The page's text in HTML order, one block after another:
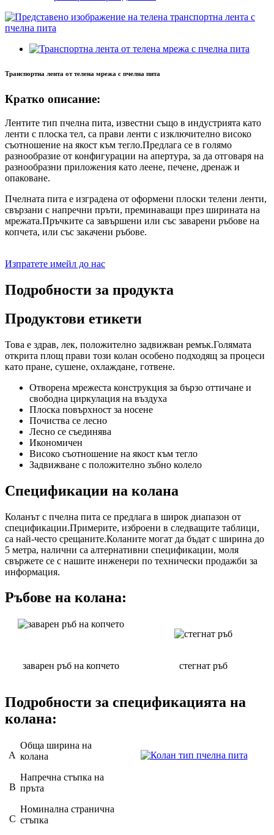
Транспортна лента от телена мрежа с пчелна пита
Кратко описание:
Лентите тип пчелна пита, известни също в индустрията като
ленти с плоска тел, са прави ленти с изключително високо
съотношение на якост към тегло.Предлага се в голямо
разнообразие от конфигурации на апертура, за да отговаря на
разнообразни приложения като леене, печене, дренаж и
опаковане.
Пчелната пита е изградена от оформени плоски телени ленти,
свързани с напречни пръти, преминаващи през ширината на
мрежата.Пръчките са завършени или със заварени ръбове на
копчета, или със закачени ръбове.
Изпратете имейл до нас
Подробности за продукта
Продуктови етикети
Това е здрав, лек, положително задвижван ремък.Голямата
открита площ прави този колан особено подходящ за процеси
като пране, сушене, охлаждане, готвене.
Отворена мрежеста конструкция за бързо оттичане и
свободна циркулация на въздуха
Плоска повърхност за носене
Почиства се лесно
Лесно се съединява
Икономичен
Високо съотношение на якост към тегло
Задвижване с положително зъбно колело
Спецификации на колана
Коланът с пчелна пита се предлага в широк диапазон от
спецификации.Примерите, изброени в следващите таблици,
са най-често срещаните.Коланите могат да бъдат с ширина до
5 метра, налични са алтернативни спецификации, моля
свържете се с нашите инженери по технически продажби за
информация.
Ръбове на колана:
заварен ръб на копчето стегнат ръб
Подробности за спецификацията на
колана:
A
Обща ширина на
колана
B
Напречна стъпка на
пръта
C
Номинална странична
стъпка